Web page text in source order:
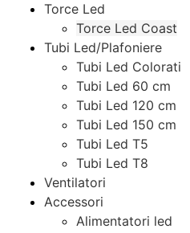
Torce Led
Torce Led Coast
Tubi Led/Plafoniere
Tubi Led Colorati
Tubi Led 60 cm
Tubi Led 120 cm
Tubi Led 150 cm
Tubi Led T5
Tubi Led T8
Ventilatori
Accessori
Alimentatori led